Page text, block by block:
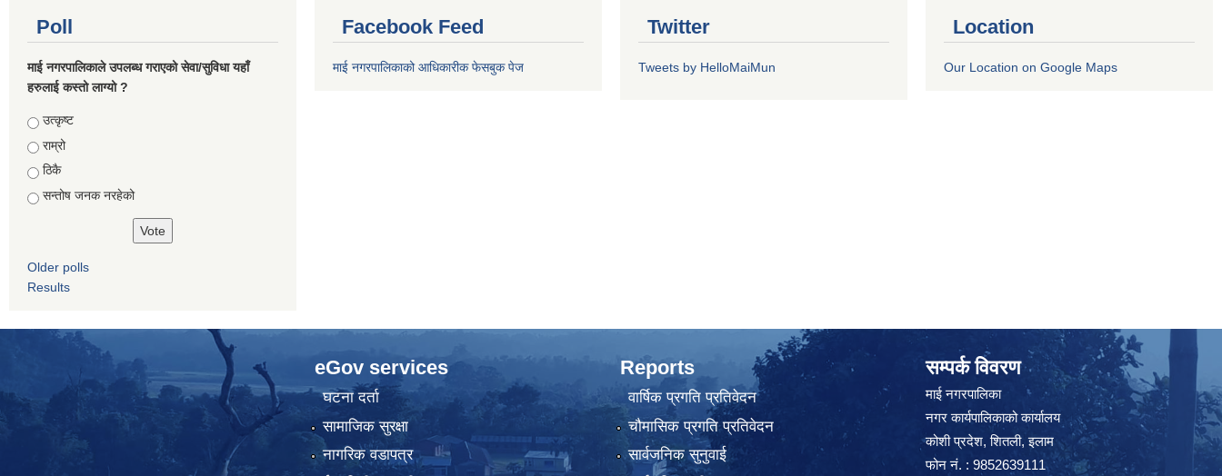
Poll
माई नगरपालिकाले उपलब्ध गराएको सेवा/सुविधा यहाँ
हरुलाई कस्तो लाग्यो ?
Choices
उत्कृष्ट
राम्रो
ठिकै
सन्तोष जनक नरहेको
Older polls
Results
Facebook Feed
माई नगरपालिकाको आधिकारीक फेसबुक पेज
Twitter
Tweets by HelloMaiMun
Location
Our Location on Google Maps
eGov services
घटना दर्ता
सामाजिक सुरक्षा
नागरिक वडापत्र
Reports
वार्षिक प्रगति प्रतिवेदन
चौमासिक प्रगति प्रतिवेदन
सार्वजनिक सुनुवाई
सम्पर्क विवरण
माई नगरपालिका
नगर कार्यपालिकाको कार्यालय
कोशी प्रदेश, शितली, इलाम
फोन नं. : 9852639111